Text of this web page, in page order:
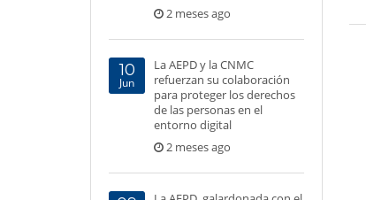
2 meses ago
10
Jun
La AEPD y la CNMC
refuerzan su colaboración
para proteger los derechos
de las personas en el
entorno digital
2 meses ago